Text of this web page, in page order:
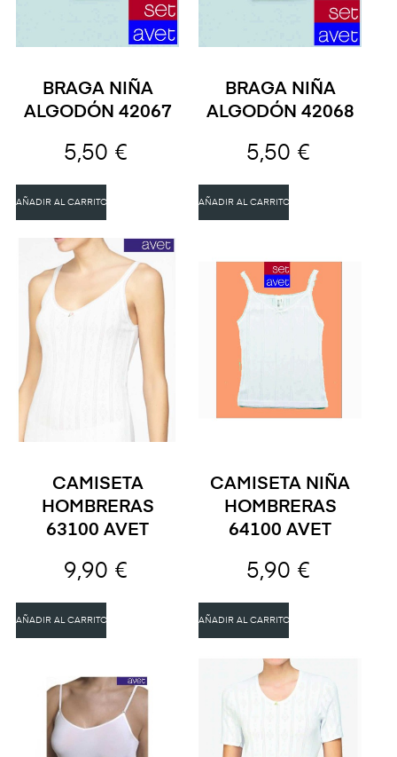
BRAGA NIÑA
ALGODÓN 42067
5,50 €
AÑADIR AL CARRITO
BRAGA NIÑA
ALGODÓN 42068
5,50 €
AÑADIR AL CARRITO
CAMISETA
HOMBRERAS
63100 AVET
9,90 €
AÑADIR AL CARRITO
CAMISETA NIÑA
HOMBRERAS
64100 AVET
5,90 €
AÑADIR AL CARRITO